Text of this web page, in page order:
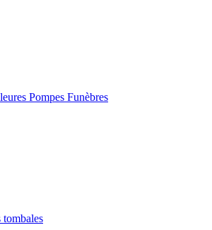
Pompes Funèbres
tombales